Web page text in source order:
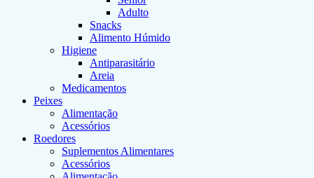
Adulto
Snacks
Alimento Húmido
Higiene
Antiparasitário
Areia
Medicamentos
Peixes
Alimentação
Acessórios
Roedores
Suplementos Alimentares
Acessórios